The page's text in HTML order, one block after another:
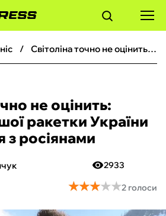
Світоліна точно не оцінить: чоловік першої ракетки України зашкварився з росіянами
не оцінить:
ракетки України
з росіянами
2933
★★★★★
★★★★★2 голоси